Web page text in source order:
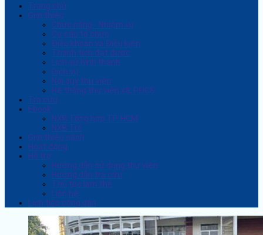
Trang chủ
Giới thiệu
Chức năng - Nhiệm vụ
Cơ cấu tổ chức
Điều khoản và Điều kiện
Thành tích đạt được
Lịch sử hình thành
Dịch vụ
Nội quy thư viện
Hệ thống thư viện xã, PĐCS
Tra cứu
Ebook
NXB Tổng hợp TP. HCM
NXB Trẻ
Giới thiệu sách
Hoạt động
Hỗ trợ
Hướng dẫn sử dụng thư viện
Hướng dẫn tra cứu
Thủ tục làm thẻ
Liên hệ
Lịch tiếp công dân